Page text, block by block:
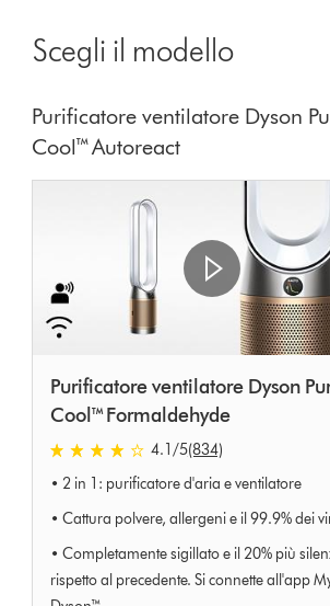
Scegli il modello
Purificatore ventilatore Dyson
Cool™ Autoreact
Purificatore ventilatore Dyson
Cool™ Formaldehyde
4.1 stelle su 5 da 834 Ratings
4.1 /5(834)
• 2 in 1: purificatore d'aria e ventilatore
• Cattura polvere, allergeni e il 99.9% dei
• Completamente sigillato e il 20% più
rispetto al precedente. Si connette all'app